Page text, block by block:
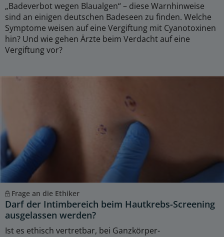
„Badeverbot wegen Blaualgen“ – diese Warnhinweise
sind an einigen deutschen Badeseen zu finden. Welche
Symptome weisen auf eine Vergiftung mit Cyanotoxinen
hin? Und wie gehen Ärzte beim Verdacht auf eine
Vergiftung vor?
Frage an die Ethiker
Darf der Intimbereich beim Hautkrebs-Screening
ausgelassen werden?
Ist es ethisch vertretbar, bei Ganzkörper-